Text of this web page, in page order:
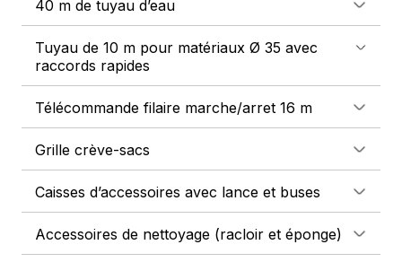
40 m de tuyau d’eau
Tuyau de 10 m pour matériaux Ø 35 avec
raccords rapides
Télécommande filaire marche/arret 16 m
Grille crève-sacs
Caisses d’accessoires avec lance et buses
Accessoires de nettoyage (racloir et éponge)